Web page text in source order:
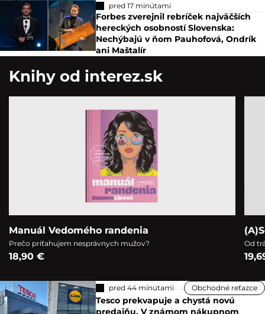
pred 17 minútami
Forbes zverejnil rebríček najväčších
hereckých osobností Slovenska:
Nechýbajú v ňom Pauhofová, Ondrík
ani Maštalír
Knihy od interez.sk
Manuál Vedomého randenia
Prečo priťahujem nesprávnych mužov?
18,90 €
Od
pred 44 minútami Obchodné reťazce
Tesco prekvapuje a chystá novú
predajňu. V známom nákupnom